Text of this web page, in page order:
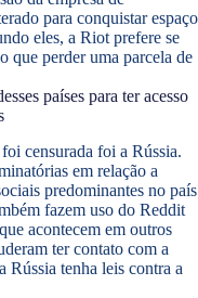
para conquistar espaço
eles, a Riot prefere se
que perder uma parcela de
países para ter acesso
censurada foi a Rússia.
em relação a
predominantes no país
fazem uso do Reddit
acontecem em outros
ter contato com a
Rússia tenha leis contra a